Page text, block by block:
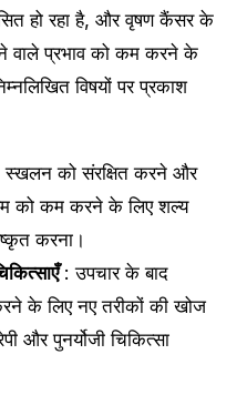
हो रहा है, और वृषण कैंसर के
वाले प्रभाव को कम करने के
विषयों पर प्रकाश
को संरक्षित करने और
को कम करने के लिए शल्य
करना।
: उपचार के बाद
के लिए नए तरीकों की खोज
और पुनर्योजी चिकित्सा